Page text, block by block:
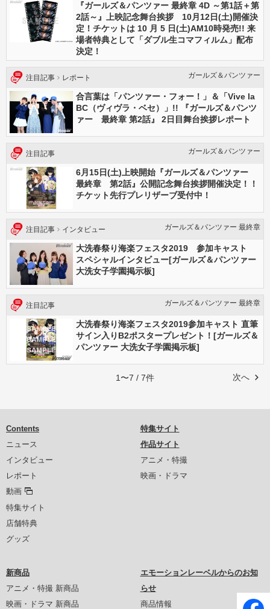
『ガールズ＆パンツァー 最終章 4D ～第1話＋第
2話～』上映記念舞台挨拶 10月12日(土)開催決
定！チケットは 10 月 5 日(土)AM10時発売!! 来
場者特典として「ダブル生コマフィルム」配布
決定！
注目記事 レポート ガールズ＆パンツァー
合言葉は「パンツァー・フォー！」＆「Vive la
BC（ヴィヴラ・ベセ）」!! 『ガールズ＆パンツ
ァー 最終章 第2話』 2日目舞台挨拶レポート
注目記事 ガールズ＆パンツァー
6月15日(土)上映開始『ガールズ＆パンツァー
最終章 第2話』公開記念舞台挨拶開催決定！！
チケット先行プレリザーブ受付中！
注目記事 インタビュー ガールズ＆パンツァー 最終章
大洗春祭り海楽フェスタ2019 参加キャスト
スペシャルインタビュー[ガールズ＆パンツァー
大洗女子学園掲示板]
注目記事 ガールズ＆パンツァー 最終章
大洗春祭り海楽フェスタ2019参加キャスト 直筆
サイン入りB2ポスタープレゼント！[ガールズ＆
パンツァー 大洗女子学園掲示板]
次へ
1〜7 / 7件
Contents
ニュース
インタビュー
レポート
動画
特集サイト
店舗特典
グッズ
特集サイト
作品サイト
アニメ・特撮
映画・ドラマ
新商品
アニメ・特撮 新商品
映画・ドラマ 新商品
エモーションレーベルからのお知
らせ
商品情報